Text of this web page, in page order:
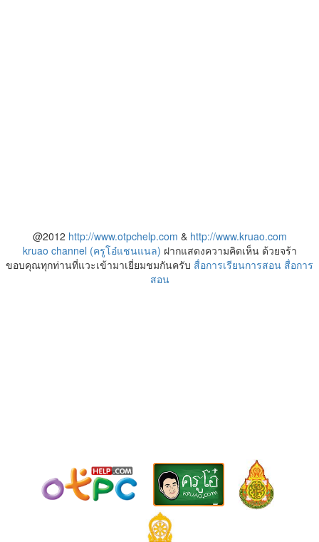
@2012 http://www.otpchelp.com & http://www.kruao.com
kruao channel (ครูโอ๋แชนแนล) ฝากแสดงความคิดเห็น ด้วยจร้า
ขอบคุณทุกท่านที่แวะเข้ามาเยี่ยมชมกันครับ สื่อการเรียนการสอน สื่อการ
สอน